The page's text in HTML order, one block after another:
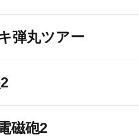
弾丸ツアー
磁砲2